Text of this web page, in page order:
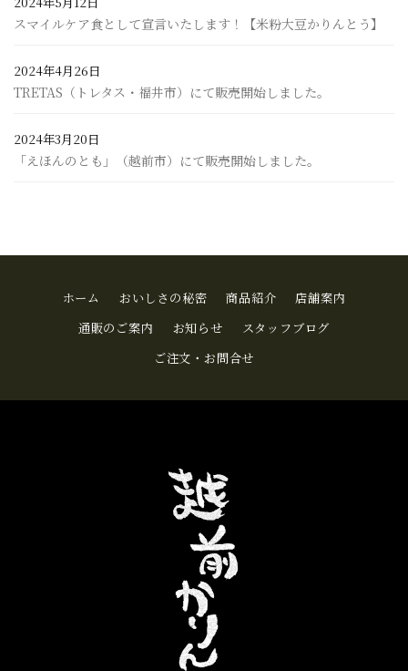
スマイルケア食として宣言いたします！【米粉大豆かりんとう】
2024年4月26日
TRETAS（トレタス・福井市）にて販売開始しました。
2024年3月20日
「えほんのとも」（越前市）にて販売開始しました。
ホーム おいしさの秘密 商品紹介
店舗案内
通販のご案内
お知らせ
スタッフブログ
ご注文・お問合せ